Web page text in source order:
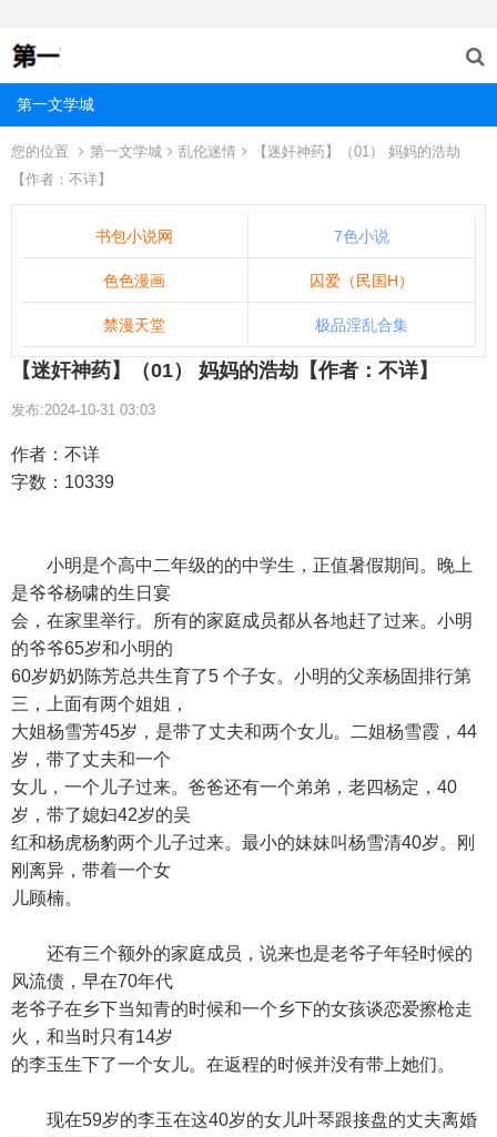
第一文学城
您的位置 第一文学城 乱伦迷情
【迷奸神药】（01） 妈妈的浩劫
【作者：不详】
书包小说网 7色小说
色色漫画 囚爱（民国H）
禁漫天堂 极品淫乱合集
【迷奸神药】（01） 妈妈的浩劫【作者：不详】
发布:2024-10-31 03:03
作者：不详
字数：10339
小明是个高中二年级的的中学生，正值暑假期间。晚上
是爷爷杨啸的生日宴
会，在家里举行。所有的家庭成员都从各地赶了过来。小明
的爷爷65岁和小明的
60岁奶奶陈芳总共生育了5 个子女。小明的父亲杨固排行第
三，上面有两个姐姐，
大姐杨雪芳45岁，是带了丈夫和两个女儿。二姐杨雪霞，44
岁，带了丈夫和一个
女儿，一个儿子过来。爸爸还有一个弟弟，老四杨定，40
岁，带了媳妇42岁的吴
红和杨虎杨豹两个儿子过来。最小的妹妹叫杨雪清40岁。刚
刚离异，带着一个女
儿顾楠。
还有三个额外的家庭成员，说来也是老爷子年轻时候的
风流债，早在70年代
老爷子在乡下当知青的时候和一个乡下的女孩谈恋爱擦枪走
火，和当时只有14岁
的李玉生下了一个女儿。在返程的时候并没有带上她们。
现在59岁的李玉在这40岁的女儿叶琴跟接盘的丈夫离婚